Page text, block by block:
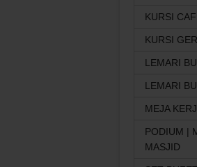
KURSI
KURSI
LEMARI
LEMARI
MEJA
PODIUM |
MASJID